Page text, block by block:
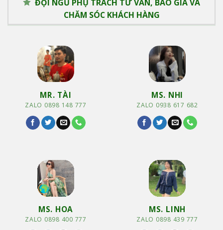
ĐỘI NGŨ PHỤ TRÁCH TƯ VẤN, BÁO GIÁ VÀ
CHĂM SÓC KHÁCH HÀNG
MR. TÀI
ZALO 0898 148 777
MS. NHI
ZALO 0938 617 682
MS. HOA
ZALO 0898 400 777
MS. LINH
ZALO 0898 439 777